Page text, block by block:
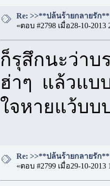
Re: >>**ปล้นร้ายกลายรัก
«ตอบ #2798 เมื่อ28-10-2013
ก็รุสึกนะว่าบ
ฮ่าๆ แล้วแบ
ใจหายแว้บ
Re: >>**ปล้นร้ายกลายรัก
«ตอบ #2799 เมื่อ29-10-2013